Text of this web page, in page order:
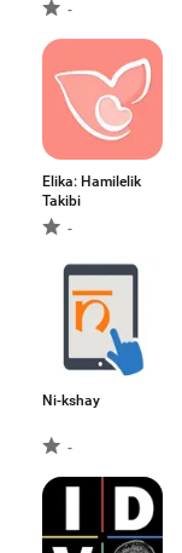
-
Elika: Hamilelik
Takibi
-
Ni-kshay
-